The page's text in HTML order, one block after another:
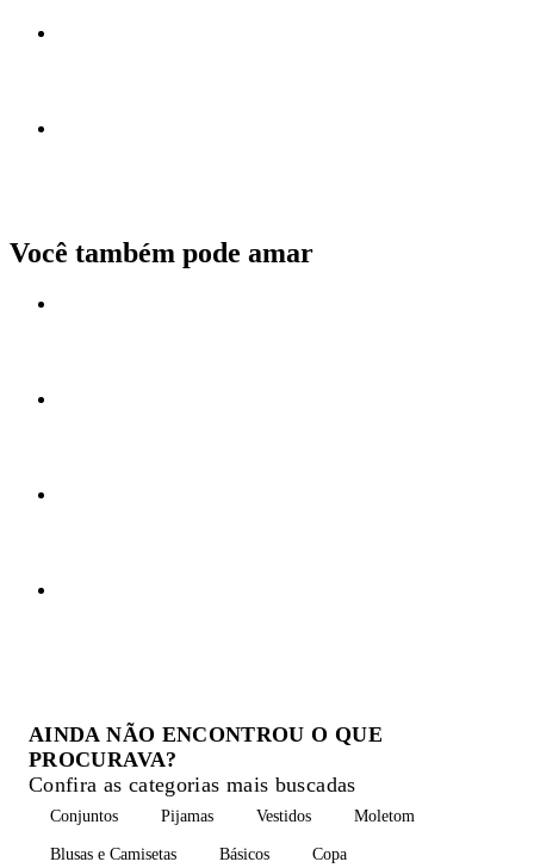
Você também pode amar
AINDA NÃO ENCONTROU O QUE
PROCURAVA?
Confira as categorias mais buscadas
Conjuntos Pijamas Vestidos Moletom
Blusas e Camisetas Básicos Copa